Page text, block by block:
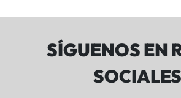
SÍGUENOS EN
SOCIALES